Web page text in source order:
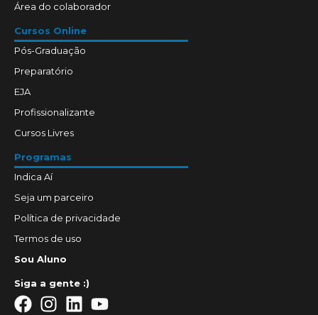
Área do colaborador
Cursos Online
Pós-Graduação
Preparatório
EJA
Profissionalizante
Cursos Livres
Programas
Indica Aí
Seja um parceiro
Política de privacidade
Termos de uso
Sou Aluno
Siga a gente :)